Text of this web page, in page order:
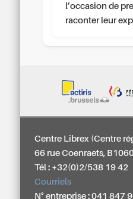
l’occasion de
raconter leur
Centre Librex (Centre
66 rue Coenraets,
Tél : +32(0)2/538 19 42
Courriels
N° entreprise : 041 847